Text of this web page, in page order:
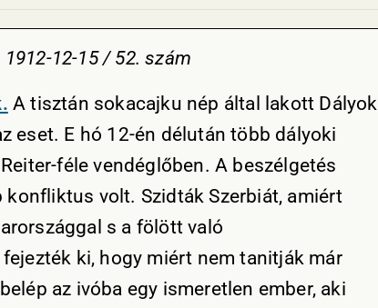
12-15 / 52. szám
A tisztán sokacajku nép által lakott Dályok
eset. E hó 12-én délután több dályoki
féle vendéglőben. A beszélgetés
konfliktus volt. Szidták Szerbiát, amiért
s a fölött való
ki, hogy miért nem tanitják már
az ivóba egy ismeretlen ember, aki